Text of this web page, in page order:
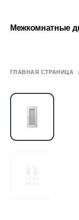
Межкомнатные
ГЛАВНАЯ СТРАНИЦА